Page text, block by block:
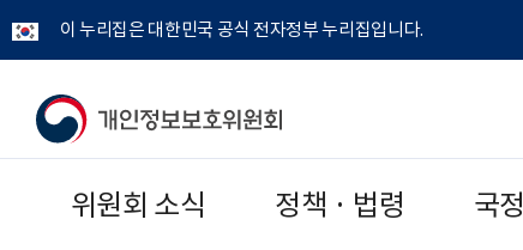
이 누리집은 대한민국 공식 전자정부 누리집입니다.
개
위원회 소식 정책 · 법령 국